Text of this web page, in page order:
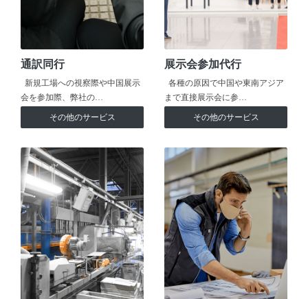
通訳同行
新規工場への視察際や中国展示
会を参加際、弊社の…
その他のサービス
展示会参加代行
各種の原因で中国や東南アジア
まで直接展示会に参…
その他のサービス